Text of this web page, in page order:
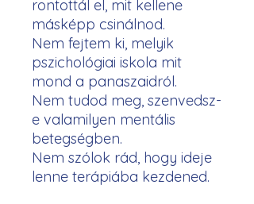
rontottál el, mit kellene
másképp csinálnod.
Nem fejtem ki, melyik
pszichológiai iskola mit
mond a panaszaidról.
Nem tudod meg, szenvedsz-
e valamilyen mentális
betegségben.
Nem szólok rád, hogy ideje
lenne terápiába kezdened.